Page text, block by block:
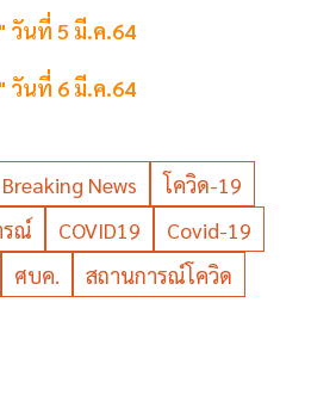
วันที่ 5 มี.ค.64
วันที่ 6 มี.ค.64
Breaking News
โควิด-19
รณ์ COVID19
Covid-19
ศบค. สถานการณ์โควิด